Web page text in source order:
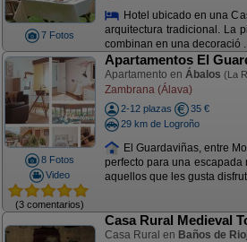
7 Fotos
Hotel ubicado en una
arquitectura tradicional. La
combinan en una decoració
8 Fotos
Video
(3 comentarios)
Apartamentos El
Apartamento en Ábalos (La
Zambrana (Álava)
2-12 plazas
35 €
29 km de Logroño
El Guardaviñas, entre
perfecto para una
aquellos que les gusta
Casa Rural Medieval
Casa Rural en Baños de